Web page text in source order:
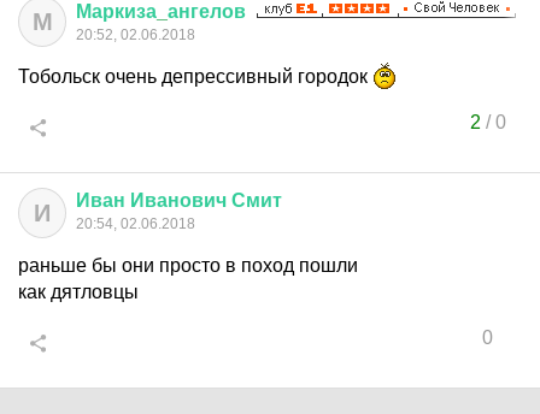
М Маркиза ангелов
20:52, 02.06.2018
Тобольск очень депрессивный городок
2 /0
И Иван Иванович Смит
20:54, 02.06.2018
раньше бы они просто в поход пошли
как дятловцы
0